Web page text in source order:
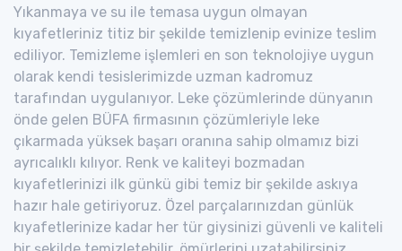
Yıkanmaya ve su ile temasa uygun olmayan
kıyafetleriniz titiz bir şekilde temizlenip evinize teslim
ediliyor. Temizleme işlemleri en son teknolojiye uygun
olarak kendi tesislerimizde uzman kadromuz
tarafından uygulanıyor. Leke çözümlerinde dünyanın
önde gelen BÜFA firmasının çözümleriyle leke
çıkarmada yüksek başarı oranına sahip olmamız bizi
ayrıcalıklı kılıyor. Renk ve kaliteyi bozmadan
kıyafetlerinizi ilk günkü gibi temiz bir şekilde askıya
hazır hale getiriyoruz. Özel parçalarınızdan günlük
kıyafetlerinize kadar her tür giysinizi güvenli ve kaliteli